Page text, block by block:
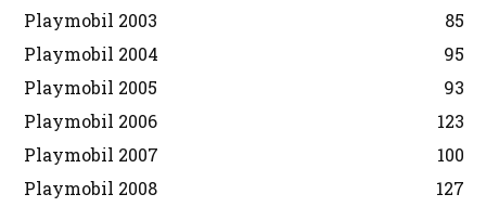
Playmobil 2003
85
Playmobil 2004
95
Playmobil 2005
93
Playmobil 2006
123
Playmobil 2007
100
Playmobil 2008
127